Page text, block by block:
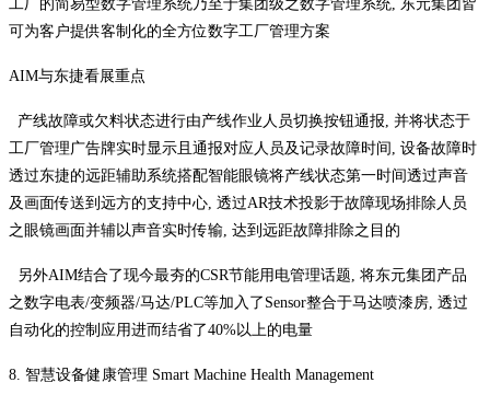
工厂的简易型数字管理系统乃至于集团级之数字管理系统, 东元集团皆
可为客户提供客制化的全方位数字工厂管理方案
AIM与东捷看展重点
产线故障或欠料状态进行由产线作业人员切换按钮通报, 并将状态于
工厂管理广告牌实时显示且通报对应人员及记录故障时间, 设备故障时
透过东捷的远距辅助系统搭配智能眼镜将产线状态第一时间透过声音
及画面传送到远方的支持中心, 透过AR技术投影于故障现场排除人员
之眼镜画面并辅以声音实时传输, 达到远距故障排除之目的
另外AIM结合了现今最夯的CSR节能用电管理话题, 将东元集团产品
之数字电表/变频器/马达/PLC等加入了Sensor整合于马达喷漆房, 透过
自动化的控制应用进而结省了40%以上的电量
8. 智慧设备健康管理 Smart Machine Health Management